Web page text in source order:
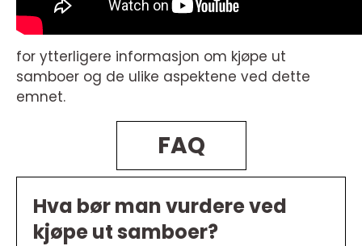
for ytterligere informasjon om kjøpe ut
samboer og de ulike aspektene ved dette
emnet.
FAQ
Hva bør man vurdere ved
kjøpe ut samboer?